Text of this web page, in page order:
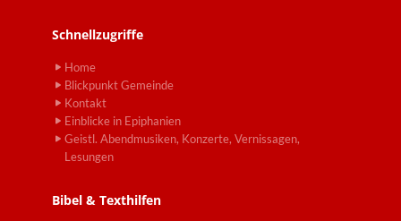
Schnellzugriffe
Home
Blickpunkt Gemeinde
Kontakt
Einblicke in Epiphanien
Geistl. Abendmusiken, Konzerte, Vernissagen,
Lesungen
Bibel & Texthilfen